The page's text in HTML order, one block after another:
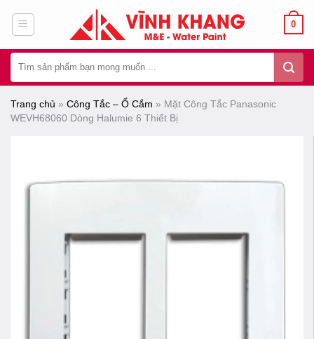
dung
0
kiếm:
Trang chủ » Công Tắc – Ổ Cắm » Mặt Công Tắc Panasonic
WEVH68060 Dòng Halumie 6 Thiết Bị